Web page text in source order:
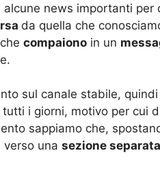
news importanti per
da quella che
compaiono in un
sul canale stabile,
i giorni, motivo per cui
sappiamo che,
verso una sezione separata